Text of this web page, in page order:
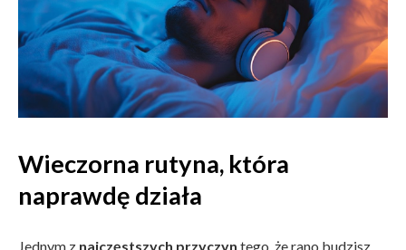
Wieczorna rutyna, która
naprawdę działa
Jednym z najczęstszych przyczyn tego, że rano budzisz